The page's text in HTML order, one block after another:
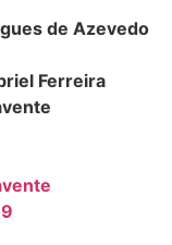
de Azevedo
Ferreira